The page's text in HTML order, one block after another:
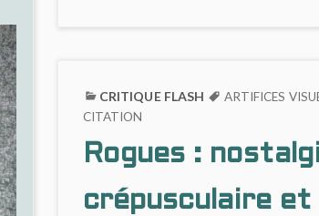
SURCOTÉE
QUI
PRÉFÈRE
(UN
PEU)
HUMAINE
CRITIQUE FLASH ARTIFICES
CITATION
Rogues :
crépusculaire et